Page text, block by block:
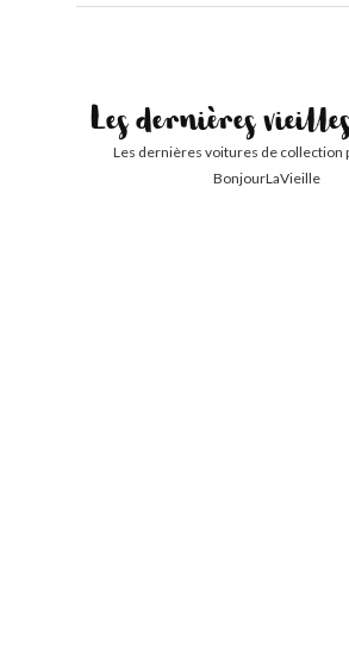
Les dernières
Les dernières voitures de collection
BonjourLaVieille